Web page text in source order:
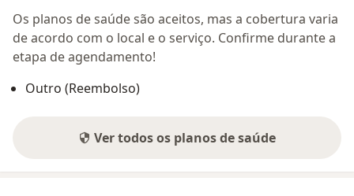
Os planos de saúde são aceitos, mas a cobertura varia
de acordo com o local e o serviço. Confirme durante a
etapa de agendamento!
Outro (Reembolso)
Ver todos os planos de saúde